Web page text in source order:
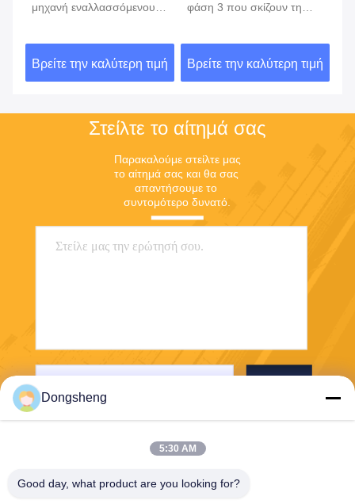
μηχανή εναλλασσόμενου
1500mm, υψηλή ταχύτητα
που σκίζει τη μηχανή
Βρείτε την καλύτερη τιμή
φάση 3 που σκίζουν τη
Βρείτε την καλύτερη τιμή
Στείλτε το αίτημά σας
Παρακαλούμε στείλτε μας
το αίτημά σας και θα σας
απαντήσουμε το
συντομότερο δυνατό.
Dongsheng
5:30 AM
Good day, what product are you looking for?